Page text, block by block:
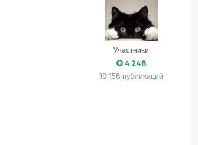
Участники
4 248
18 158 публикаций